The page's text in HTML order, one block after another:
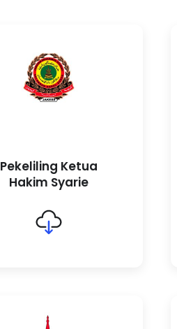
Pekeliling Ketua
Hakim Syarie